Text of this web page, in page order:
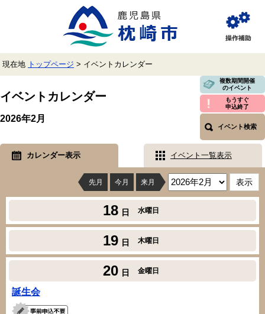
で
ば
本
へ
覧
補
現在地 トップページ > イベントカレンダー
イベントカレンダー
複数期間開催
のイベント
もうすぐ
申込終了
イベント検索
2026年2月
カレンダー表示 イベント一覧表示
先月 今月 来月
18 日 水曜日
19 日 木曜日
20 日 金曜日
誕生会